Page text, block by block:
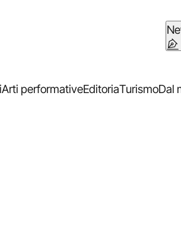
Arti performativeEditoriaTurismoDal